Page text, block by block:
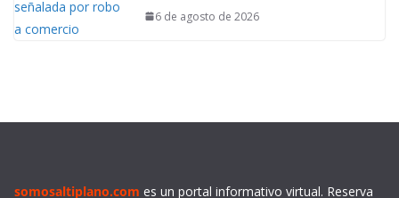
6 de agosto de 2026
somosaltiplano.com es un portal informativo virtual. Reserva